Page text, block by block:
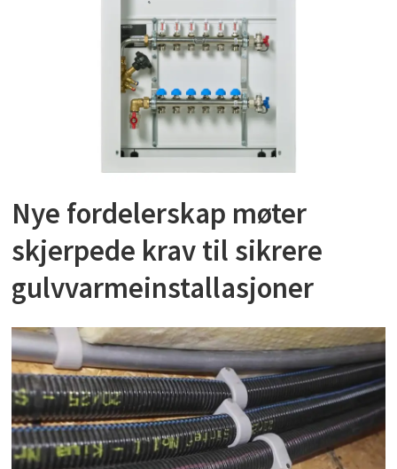
Nye fordelerskap møter
skjerpede krav til sikrere
gulvvarmeinstallasjoner